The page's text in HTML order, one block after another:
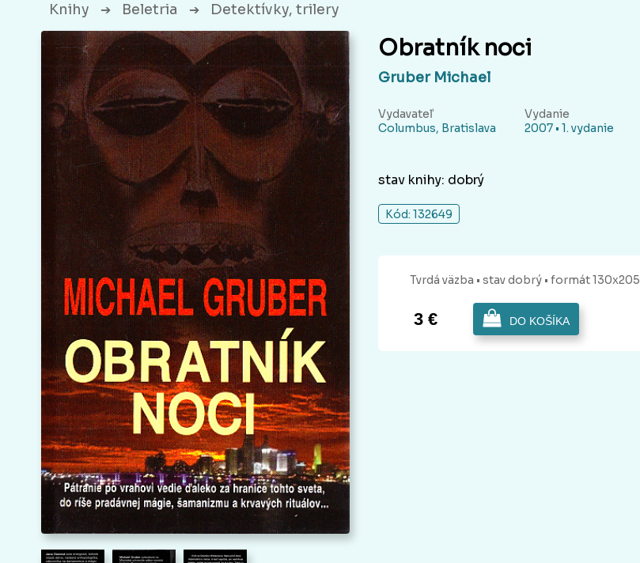
Knihy ➔ Beletria ➔ Detektívky, trilery
Obratník noci
Gruber Michael
Vydavateľ
Columbus, Bratislava
Vydanie
2007 • 1. vydanie
stav knihy: dobrý
Kód: 132649
Tvrdá väzba • stav dobrý • formát 130x205
3 € DO KOŠÍKA